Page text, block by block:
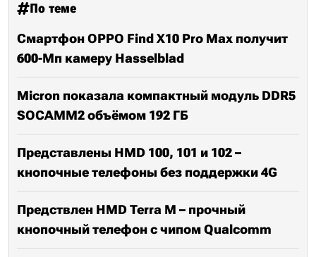
По теме
Смартфон OPPO Find X10 Pro Max получит
600-Мп камеру Hasselblad
Micron показала компактный модуль DDR5
SOCAMM2 объёмом 192 ГБ
Представлены HMD 100, 101 и 102 –
кнопочные телефоны без поддержки 4G
Предствлен HMD Terra M – прочный
кнопочный телефон с чипом Qualcomm